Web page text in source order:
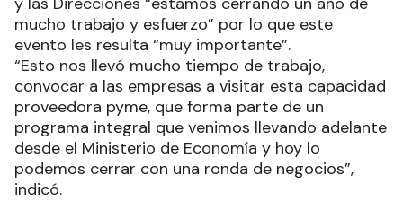
mucho trabajo y esfuerzo” por lo que este
evento les resulta “muy importante”.
“Esto nos llevó mucho tiempo de trabajo,
convocar a las empresas a visitar esta capacidad
proveedora pyme, que forma parte de un
programa integral que venimos llevando adelante
desde el Ministerio de Economía y hoy lo
podemos cerrar con una ronda de negocios”,
indicó.